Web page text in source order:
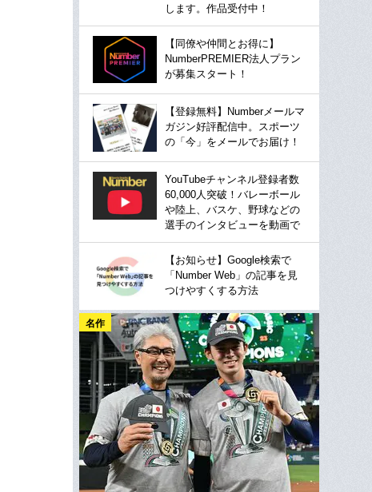
します。作品受付中！
【同僚や仲間とお得に】
NumberPREMIER法人プラン
が募集スタート！
【登録無料】Numberメールマ
ガジン好評配信中。スポーツ
の「今」をメールでお届け！
YouTubeチャンネル登録者数
60,000人突破！バレーボール
や陸上、バスケ、野球などの
選手のインタビューを動画で
【お知らせ】Google検索で
「Number Web」の記事を見
つけやすくする方法
名作